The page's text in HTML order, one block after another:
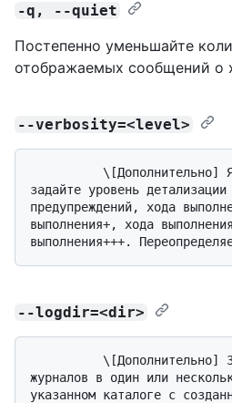
-q, --quiet
Постепенно уменьшайте
отображаемых сообщений о
--verbosity=<level>
задайте уровень
предупреждений, хода
выполнения+, хода
--logdir=<dir>
журналов в один или
указанном каталоге с